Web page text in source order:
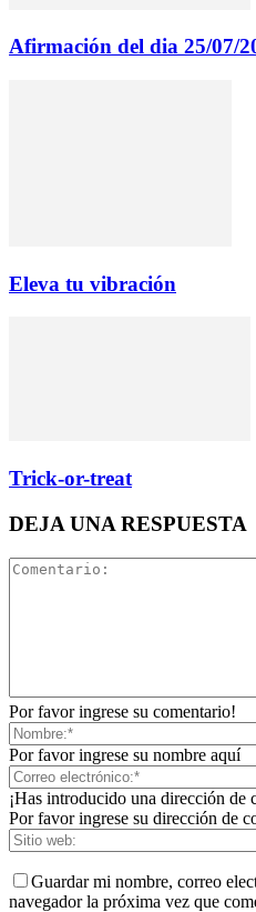
Afirmación del dia 25/07/
Eleva tu vibración
Trick-or-treat
DEJA UNA RESPUESTA
Por favor ingrese su comentario!
Por favor ingrese su nombre aquí
¡Has introducido una dirección de
Por favor ingrese su dirección de
Guardar mi nombre, correo
navegador la próxima vez que